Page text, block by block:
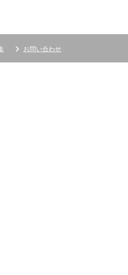
お問い合わせ